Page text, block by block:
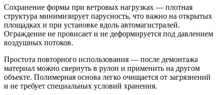
Сохранение формы при ветровых нагрузках — плотная
структура минимизирует парусность, что важно на открытых
площадках и при установке вдоль автомагистралей.
Ограждение не провисает и не деформируется под давлением
воздушных потоков.
Простота повторного использования — после демонтажа
материал можно свернуть в рулон и применить на другом
объекте. Полимерная основа легко очищается от загрязнений
и не требует специальных условий хранения.